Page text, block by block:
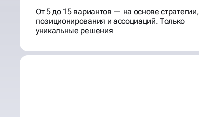
От 5 до 15 вариантов — на основе стратегии,
позиционирования и ассоциаций. Только
уникальные решения